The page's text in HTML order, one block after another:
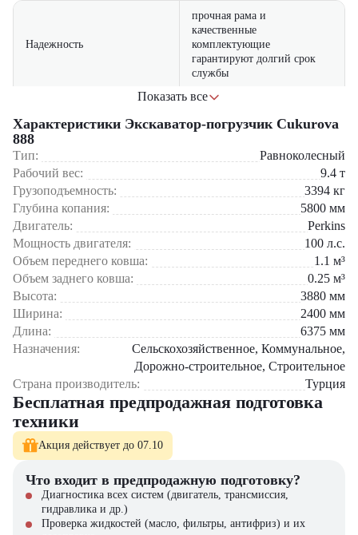
Надежность
прочная рама и
качественные
комплектующие
гарантируют долгий срок
службы
техника сочетает функции
экскаватора и фронтального
погрузчика
Производительность
мощный двигатель и
современная гидравлика
обеспечивают выполнение
Комфорт
хорошим обзором снижает
усталость оператора
Экономичность
оптимизированный расход
эксплуатационные расходы
Где применяется Экскаватор-погрузчик Cukurova 888?
В строительстве для копки котлованов, траншей и погрузки
материалов
В дорожных работах для подготовки и планировки оснований
В коммунальном хозяйстве для благоустройства территорий и
уборки
сыпучими материалами
В промышленности для транспортировки и загрузки сырья
Экскаватор-погрузчик Cukurova 888 – это надежная техника с
Показать все
Характеристики Экскаватор-погрузчик Cukurova
888
Тип:
Равноколесный
Рабочий вес:
9.4 т
Грузоподъемность:
3394 кг
Глубина копания:
5800 мм
Двигатель:
Perkins
Мощность двигателя:
100 л.с.
Объем переднего ковша:
1.1 м³
Объем заднего ковша:
0.25 м³
Высота:
3880 мм
Ширина:
2400 мм
Длина:
6375 мм
Назначения:
Сельскохозяйственное, Коммунальное,
Дорожно-строительное, Строительное
Страна производитель:
Турция
Бесплатная предпродажная подготовка
техники
Акция действует до 07.10
Что входит в предпродажную подготовку?
Диагностика всех систем (двигатель, трансмиссия,
гидравлика и др.)
Проверка жидкостей (масло, фильтры, антифриз) и их